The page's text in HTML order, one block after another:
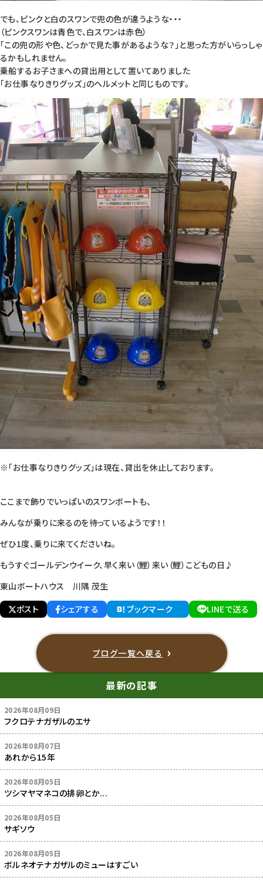
でも、ピンクと白のスワンで兜の色が違うような・・・
（ピンクスワンは青色で、白スワンは赤色）
「この兜の形や色、どっかで見た事があるような？」と思った方がいらっしゃ
るかもしれません。
乗船するお子さまへの貸出用として置いてありました
「お仕事なりきりグッズ」のヘルメットと同じものです。
※「お仕事なりきりグッズ」は現在、貸出を休止しております。
ここまで飾りでいっぱいのスワンボートも、
みんなが乗りに来るのを待っているようです！！
ぜひ1度、乗りに来てくださいね。
もうすぐゴールデンウイーク、早く来い（鯉）来い（鯉）こどもの日♪
東山ボートハウス 川隅 茂生
ポスト
シェアする ブックマーク LINEで送る
ブログ一覧へ戻る
最新の記事
2026年08月09日
フクロテナガザルのエサ
2026年08月07日
あれから15年
2026年08月05日
ツシマヤマネコの排卵とか...
2026年08月05日
サギソウ
2026年08月05日
ボルネオテナガザルのミューはすごい